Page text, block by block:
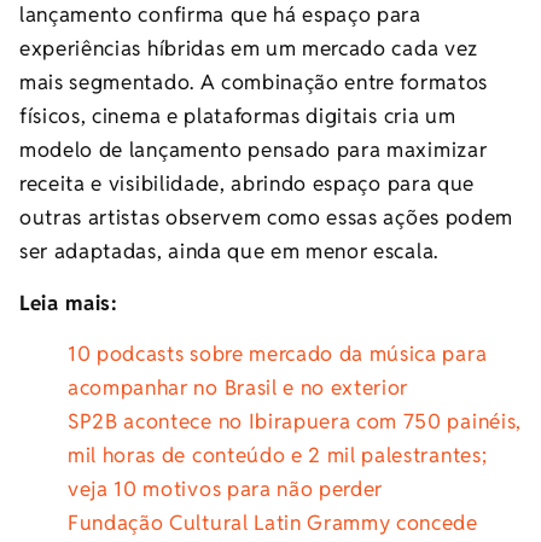
lançamento confirma que há espaço para
experiências híbridas em um mercado cada vez
mais segmentado. A combinação entre formatos
físicos, cinema e plataformas digitais cria um
modelo de lançamento pensado para maximizar
receita e visibilidade, abrindo espaço para que
outras artistas observem como essas ações podem
ser adaptadas, ainda que em menor escala.
Leia mais:
10 podcasts sobre mercado da música para
acompanhar no Brasil e no exterior
SP2B acontece no Ibirapuera com 750 painéis,
mil horas de conteúdo e 2 mil palestrantes;
veja 10 motivos para não perder
Fundação Cultural Latin Grammy concede